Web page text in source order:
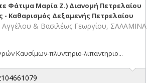
Φάτιμα Μαρία Ζ.) Διανομή Πετρελαίου
- Καθαρισμός Δεξαμενής Πετρελαίου
Αγγέλου & Βασιλέως Γεωργίου, ΣΑΛΑΜΙΝΑ
Καυσίμων-πλυντηριο-λιπαντηριο...